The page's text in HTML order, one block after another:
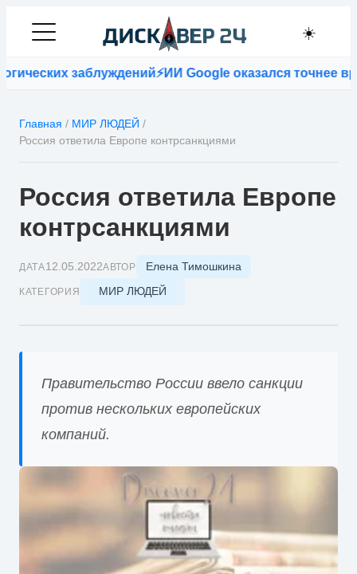
☀️
заблуждений⚡ИИ Google оказался точнее
Главная / МИР ЛЮДЕЙ /
Россия ответила Европе контрсанкциями
Россия ответила Европе
контрсанкциями
ДАТА12.05.2022АВТОР Елена Тимошкина
КАТЕГОРИЯ МИР ЛЮДЕЙ
Правительство России ввело санкции
против нескольких европейских
компаний.